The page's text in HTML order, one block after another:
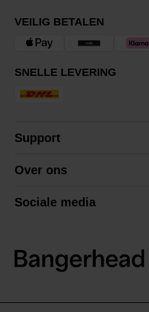
VEILIG BETALEN
SNELLE LEVERING
Support
Algemene voorwaarden
Over ons
Sociale media
LinkedIn